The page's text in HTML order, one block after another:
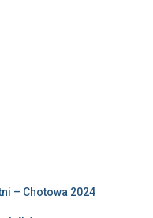
– Chotowa 2024